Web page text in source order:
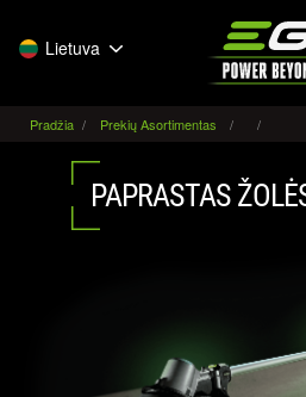
Lietuva
Pradžia Prekių Asortimentas
PAPRASTAS